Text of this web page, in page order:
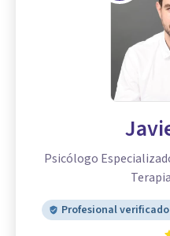
Psicólogo
Profesional verificado